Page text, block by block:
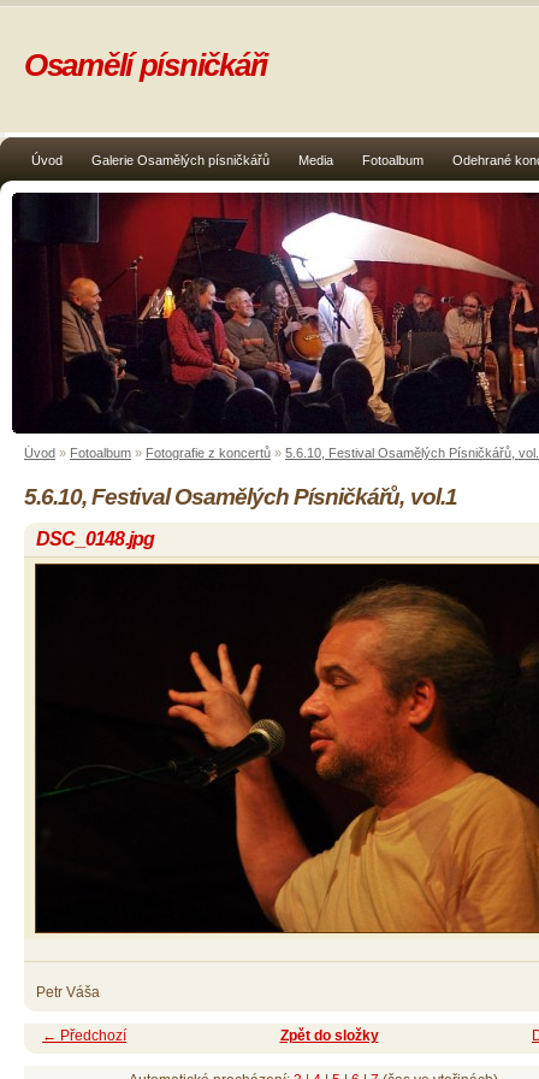
Úvod Galerie Osamělých písničkářů Media Fotoalbum Odehrané
Osamělí písničkáři
Úvod » Fotoalbum » Fotografie z koncertů » 5.6.10, Festival Osamělých Písničkářů,
5.6.10, Festival Osamělých Písničkářů, vol.1
DSC_0148.jpg
Petr Váša
← Předchozí Zpět do složky